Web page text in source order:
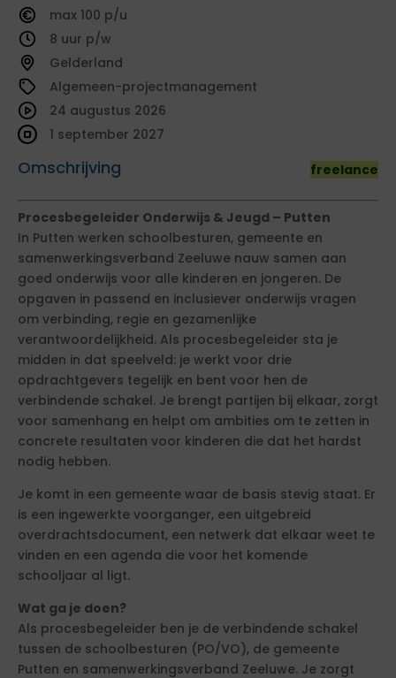
100
8
Gelderland
Algemeen-projectmanagement
Omschrijving freelance
24 augustus 2026
1 september 2027
Procesbegeleider Onderwijs & Jeugd – Putten
In Putten werken schoolbesturen, gemeente en
samenwerkingsverband Zeeluwe nauw samen aan
goed onderwijs voor alle kinderen en jongeren. De
opgaven in passend en inclusiever onderwijs vragen
om verbinding, regie en gezamenlijke
verantwoordelijkheid. Als procesbegeleider sta je
midden in dat speelveld: je werkt voor drie
opdrachtgevers tegelijk en bent voor hen de
verbindende schakel. Je brengt partijen bij elkaar, zorgt
voor samenhang en helpt om ambities om te zetten in
concrete resultaten voor kinderen die dat het hardst
nodig hebben.
Je komt in een gemeente waar de basis stevig staat. Er
is een ingewerkte voorganger, een uitgebreid
overdrachtsdocument, een netwerk dat elkaar weet te
vinden en een agenda die voor het komende
schooljaar al ligt.
Wat ga je doen?
Als procesbegeleider ben je de verbindende schakel
tussen de schoolbesturen (PO/VO), de gemeente
Putten en samenwerkingsverband Zeeluwe. Je zorgt